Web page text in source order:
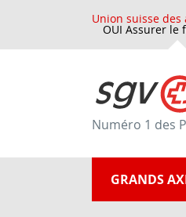
Union suisse
OUI Assurer le
Numéro 1 des
GRANDS